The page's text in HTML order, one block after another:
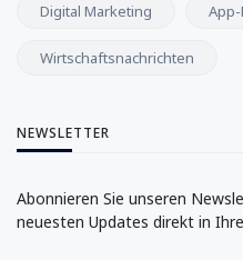
Digital Marketing
Wirtschaftsnachrichten
NEWSLETTER
Abonnieren Sie unseren
neuesten Updates direkt in